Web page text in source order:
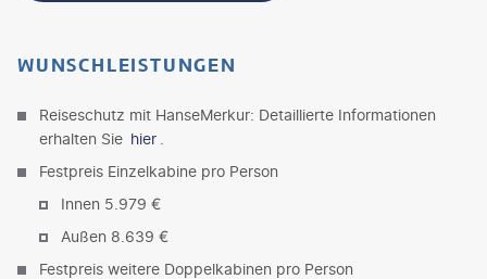
WUNSCHLEISTUNGEN
Reiseschutz mit HanseMerkur: Detaillierte Informationen
erhalten Sie hier
Festpreis Einzelkabine pro Person
Innen 5.979 €
Außen 8.639 €
Festpreis weitere Doppelkabinen pro Person